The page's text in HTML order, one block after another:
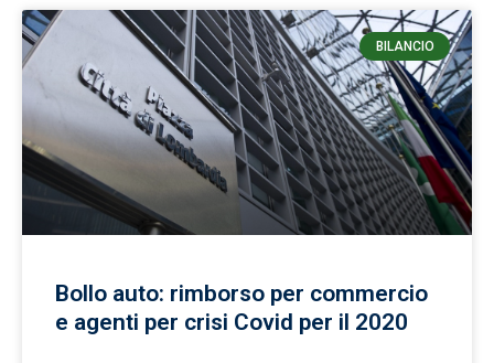
BILANCIO
Bollo auto: rimborso per commercio
e agenti per crisi Covid per il 2020